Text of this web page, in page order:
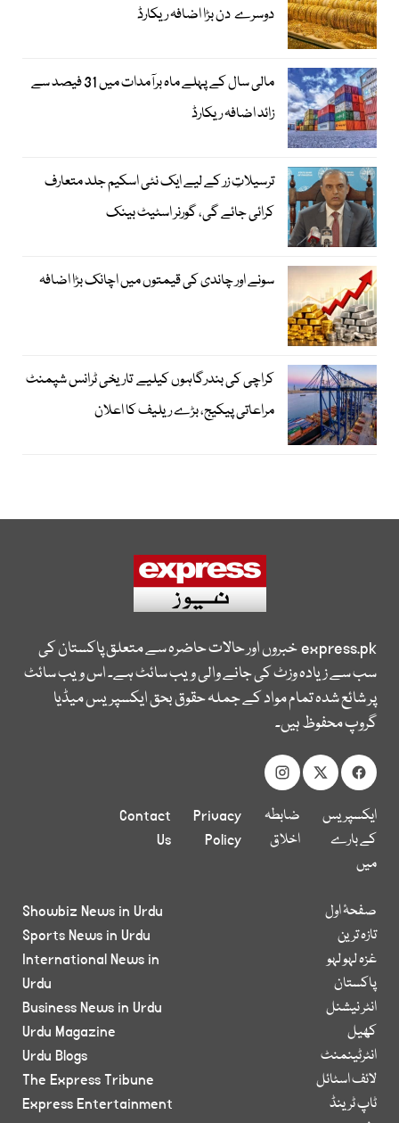
دوسرے دن بڑا اضافہ ریکارڈ
مالی سال کے پہلے ماہ برآمدات میں 31 فیصد سے
زائد اضافہ ریکارڈ
ترسیلاتِ زر کے لیے ایک نئی اسکیم جلد متعارف
کرائی جائے گی، گورنر اسٹیٹ بینک
سونے اور چاندی کی قیمتوں میں اچانک بڑا اضافہ
کراچی کی بندرگاہوں کیلیے تاریخی ٹرانس شپمنٹ
مراعاتی پیکیج، بڑے ریلیف کا اعلان
express.pkخبروں اور حالات حاضرہ سے متعلق پاکستان کی
سب سے زیادہ وزٹ کی جانے والی ویب سائٹ ہے۔ اس ویب سائٹ
پر شائع شدہ تمام مواد کے جملہ حقوق بحق ایکسپریس میڈیا
گروپ محفوظ ہیں۔
ایکسپریس
کے بارے
میں
ضابطہ
اخلاق
Privacy
Policy
Contact
Us
صفحۂ اول
تازہ ترین
غزہ لہو لہو
پاکستان
انٹر نیشنل
کھیل
انٹرٹینمنٹ
لائف اسٹائل
ٹاپ ٹرینڈ
Showbiz News in Urdu
Sports News in Urdu
International News in
Urdu
Business News in Urdu
Urdu Magazine
Urdu Blogs
The Express Tribune
Express Entertainment